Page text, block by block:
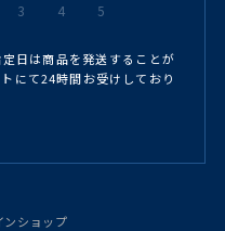
3 4 5
日は商品を発送することが
にて24時間お受けしており
ショップ